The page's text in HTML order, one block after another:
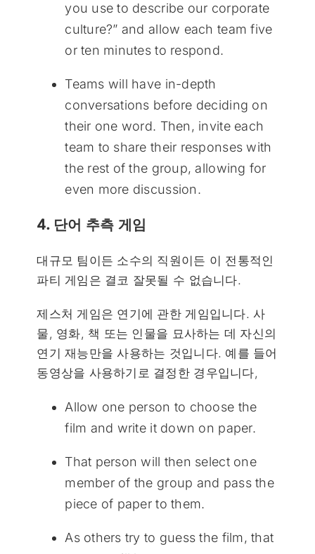
you use to describe our corporate
culture?” and allow each team five
or ten minutes to respond.
Teams will have in-depth
conversations before deciding on
their one word. Then, invite each
team to share their responses with
the rest of the group, allowing for
even more discussion.
4. 단어 추측 게임
대규모 팀이든 소수의 직원이든 이 전통적인
파티 게임은 결코 잘못될 수 없습니다.
제스처 게임은 연기에 관한 게임입니다. 사
물, 영화, 책 또는 인물을 묘사하는 데 자신의
연기 재능만을 사용하는 것입니다. 예를 들어
동영상을 사용하기로 결정한 경우입니다,
Allow one person to choose the
film and write it down on paper.
That person will then select one
member of the group and pass the
piece of paper to them.
As others try to guess the film, that